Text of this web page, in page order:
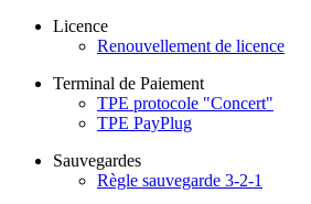
Licence
Renouvellement de licence
Terminal de Paiement
TPE protocole "Concert"
TPE PayPlug
Sauvegardes
Règle sauvegarde 3-2-1